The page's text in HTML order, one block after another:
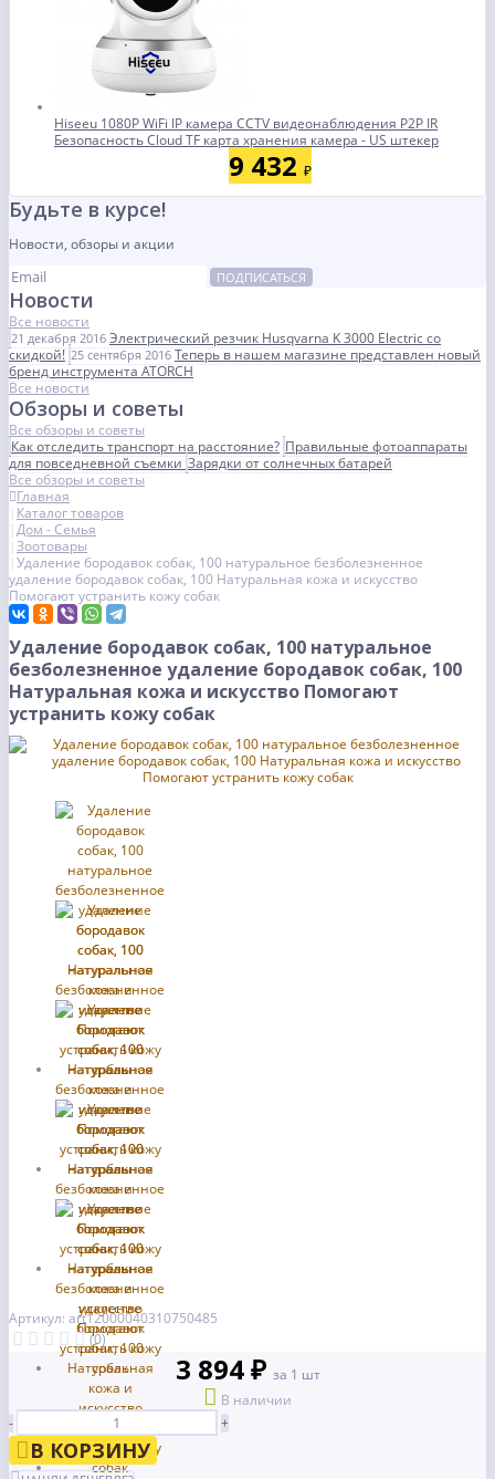
Hiseeu 1080P WiFi IP камера CCTV видеонаблюдения P2P IR
Безопасность Cloud TF карта хранения камера - US штекер
9 432 ₽
Будьте в курсе!
Новости, обзоры и акции
ПОДПИСАТЬСЯ
Новости
Все новости
21 декабря 2016 Электрический резчик Husqvarna K 3000 Electric со
скидкой! 25 сентября 2016 Теперь в нашем магазине представлен новый
бренд инструмента ATORCH
Все новости
Обзоры и советы
Все обзоры и советы
Как отследить транспорт на расстояние? Правильные фотоаппараты
для повседневной съемкиЗарядки от солнечных батарей
Все обзоры и советы
Главная
Каталог товаров
Дом - Семья
Зоотовары
Удаление бородавок собак, 100 натуральное безболезненное
удаление бородавок собак, 100 Натуральная кожа и искусство
Помогают устранить кожу собак
Удаление бородавок собак, 100 натуральное
безболезненное удаление бородавок собак, 100
Натуральная кожа и искусство Помогают
устранить кожу собак
Артикул: art12000040310750485
(0)
3 894 ₽ за 1 шт
В наличии
-
+
В КОРЗИНУ